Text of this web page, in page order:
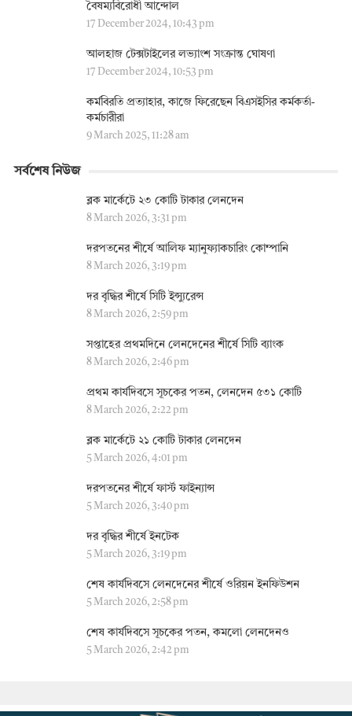
বৈষম্যবিরোধী আন্দোল
17 December 2024, 10:43 pm
আলহাজ টেক্সটাইলের লভ্যাংশ সংক্রান্ত ঘোষণা
17 December 2024, 10:53 pm
কর্মবিরতি প্রত্যাহার, কাজে ফিরেছেন বিএসইসির কর্মকর্তা-
কর্মচারীরা
9 March 2025, 11:28 am
সর্বশেষ নিউজ
ব্লক মার্কেটে ২৩ কোটি টাকার লেনদেন
8 March 2026, 3:31 pm
দরপতনের শীর্ষে আলিফ ম্যানুফ্যাকচারিং কোম্পানি
8 March 2026, 3:19 pm
দর বৃদ্ধির শীর্ষে সিটি ইন্স্যুরেন্স
8 March 2026, 2:59 pm
সপ্তাহের প্রথমদিনে লেনদেনের শীর্ষে সিটি ব্যাংক
8 March 2026, 2:46 pm
প্রথম কার্যদিবসে সূচকের পতন, লেনদেন ৫৩১ কোটি
8 March 2026, 2:22 pm
ব্লক মার্কেটে ২১ কোটি টাকার লেনদেন
5 March 2026, 4:01 pm
দরপতনের শীর্ষে ফার্স্ট ফাইন্যান্স
5 March 2026, 3:40 pm
দর বৃদ্ধির শীর্ষে ইনটেক
5 March 2026, 3:19 pm
শেষ কার্যদিবসে লেনদেনের শীর্ষে ওরিয়ন ইনফিউশন
5 March 2026, 2:58 pm
শেষ কার্যদিবসে সূচকের পতন, কমলো লেনদেনও
5 March 2026, 2:42 pm